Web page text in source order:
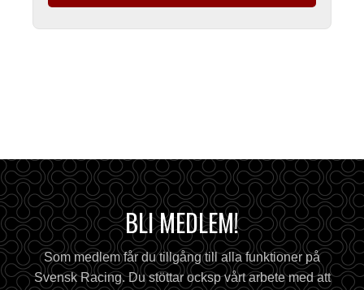
BLI MEDLEM!
Som medlem får du tillgång till alla funktioner på
Svensk Racing. Du stöttar ocksp vårt arbete med att